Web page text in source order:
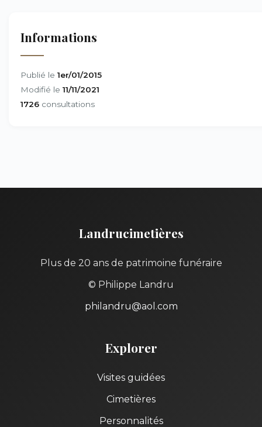
Informations
Publié le 1er/01/2015
Modifié le 11/11/2021
1726 consultations
Landrucimetières
Plus de 20 ans de patrimoine funéraire
© Philippe Landru
philandru@aol.com
Explorer
Visites guidées
Cimetières
Personnalités